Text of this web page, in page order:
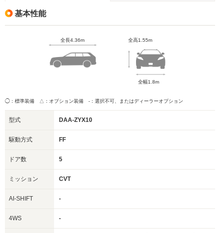
基本性能
全長4.36m 全高1.55m
全幅1.8m
◯：標準装備 △：オプション装備 -：選択不可、またはディーラーオプション
型式 DAA-ZYX10
駆動方式 FF
ドア数 5
ミッション CVT
AI-SHIFT -
4WS -